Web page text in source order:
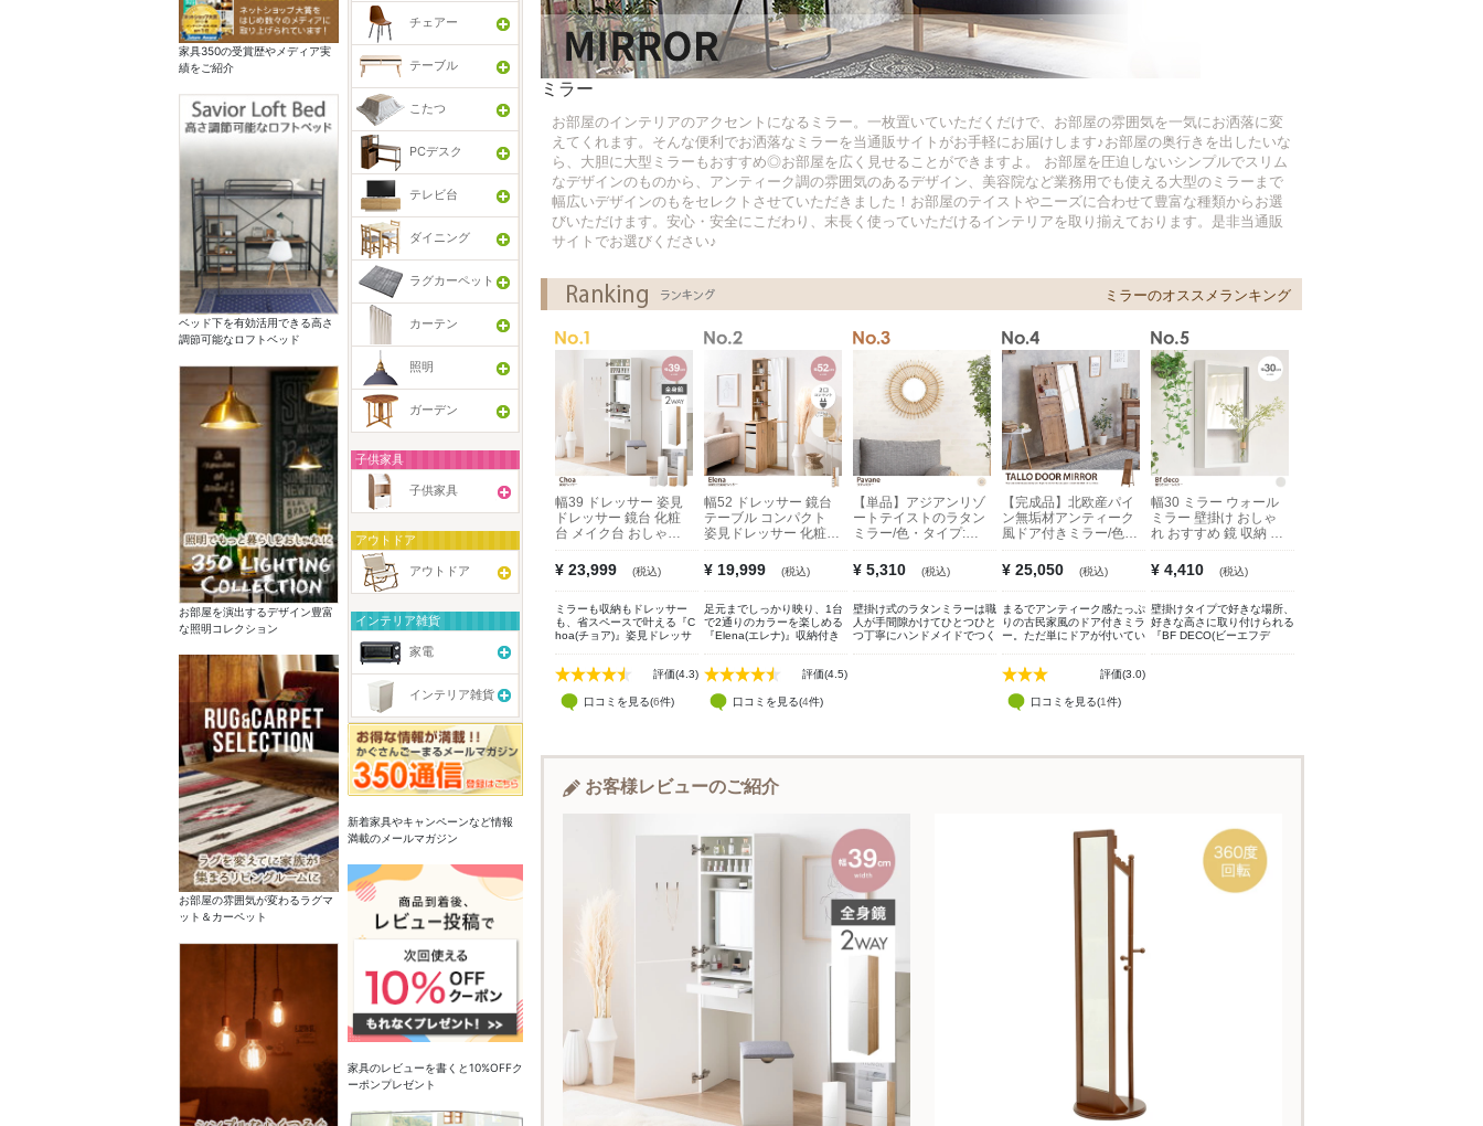
家具350の受賞歴やメディア実
績をご紹介
ベッド下を有効活用できる高さ
調節可能なロフトベッド
お部屋を演出するデザイン豊富
な照明コレクション
お部屋の雰囲気が変わるラグマ
ット＆カーペット
チェアー
テーブル
こたつ
PCデスク
テレビ台
ダイニング
ラグカーペット
カーテン
照明
ガーデン
子供家具
子供家具
アウトドア
アウトドア
インテリア雑貨
家電
インテリア雑貨
新着家具やキャンペーンなど情報
満載のメールマガジン
家具のレビューを書くと10%OFFク
ーポンプレゼント
ミラー
お部屋のインテリアのアクセントになるミラー。一枚置いていただくだけで、お部屋の雰囲気を一気にお洒落に変
えてくれます。そんな便利でお洒落なミラーを当通販サイトがお手軽にお届けします♪お部屋の奥行きを出したいな
ら、大胆に大型ミラーもおすすめ◎お部屋を広く見せることができますよ。 お部屋を圧迫しないシンプルでスリム
なデザインのものから、アンティーク調の雰囲気のあるデザイン、美容院など業務用でも使える大型のミラーまで
幅広いデザインのもをセレクトさせていただきました！お部屋のテイストやニーズに合わせて豊富な種類からお選
びいただけます。安心・安全にこだわり、末長く使っていただけるインテリアを取り揃えております。是非当通販
サイトでお選びください♪
ミラーのオススメランキング
幅39 ドレッサー 姿見
ドレッサー 鏡台 化粧
台 メイク台 おしゃれ
おすすめ 安い 全身鏡
大容量収納 隠し収納
可愛い コンパクト ス
リム 引き出し スライ
ドテーブル 可動棚 化
粧机 スツール コスメ
サイドフック スタンド
ミラー 身支度 一人暮
らし ワンルーム 大人
ヘアメイク
¥ 23,999 (税込)
ミラーも収納もドレッサー
も、省スペースで叶える『C
hoa(チョア)』姿見ドレッサ
のメイクスペースに早変わ
えない場所にもたっぷり収納
を備え、コスメはもちろんア
に引き出しとスライドテーブ
適に使える設計。毎日のメイ
クを心地よく整える、こだわ
評価(4.3)
口コミを見る(6件)
幅52 ドレッサー 鏡台
テーブル コンパクト
姿見ドレッサー 化粧台
ミニ メイク台 収納付
き 2口コンセント付き
可愛い デスク コスメ
化粧机 スリム 小さい
全身鏡 サイドフック
チェスト 引き出し ス
タンドミラー バイカラ
ー 一人暮らし ワンル
ーム 大人女子 メイク
おしゃれ おすすめ 安
¥ 19,999 (税込)
足元までしっかり映り、1台
で2通りのカラーを楽しめる
『Elena(エレナ)』収納付き
ースはヘアセットやメイクア
でき、毎日の忙しい朝にもピ
ッタリ。また、コンパクトで
すくなっています。
評価(4.5)
口コミを見る(4件)
【単品】アジアンリゾ
ートテイストのラタン
ミラー/色・タイプ:ナ
チュラル
¥ 5,310 (税込)
壁掛け式のラタンミラーは職
人が手間隙かけてひとつひと
つ丁寧にハンドメイドでつく
ックスできる空間つくり、ま
【完成品】北欧産パイ
ン無垢材アンティーク
風ドア付きミラー/色・
タイプ:ブラウン
¥ 25,050 (税込)
まるでアンティーク感たっぷ
りの古民家風のドア付きミラ
ー。ただ単にドアが付いてい
いています。「見られている
ある木の風合いなのでお部屋
のアクセントとなり圧迫感も
気の[タリオ アンティーク
評価(3.0)
口コミを見る(1件)
幅30 ミラー ウォール
ミラー 壁掛け おしゃ
れ おすすめ 鏡 収納 棚
付き 飾り ディスプレ
イ 姿見 メイク 化粧 身
だしなみ 省スペース
玄関 リビング 長方形
角型 面取り加工 飛散
防止加工 ドレッサー
一人暮らし
¥ 4,410 (税込)
壁掛けタイプで好きな場所、
好きな高さに取り付けられる
『BF DECO(ビーエフデ
が、どんなお部屋にも自然に
お客様レビューのご紹介